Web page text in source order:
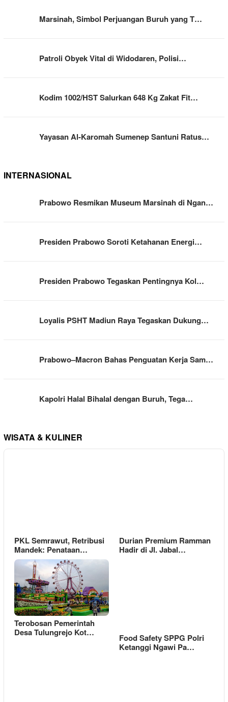
Marsinah, Simbol Perjuangan Buruh yang T…
Patroli Obyek Vital di Widodaren, Polisi…
Kodim 1002/HST Salurkan 648 Kg Zakat Fit…
Yayasan Al-Karomah Sumenep Santuni Ratus…
INTERNASIONAL
Prabowo Resmikan Museum Marsinah di Ngan…
Presiden Prabowo Soroti Ketahanan Energi…
Presiden Prabowo Tegaskan Pentingnya Kol…
Loyalis PSHT Madiun Raya Tegaskan Dukung…
Prabowo–Macron Bahas Penguatan Kerja Sam…
Kapolri Halal Bihalal dengan Buruh, Tega…
WISATA & KULINER
PKL Semrawut, Retribusi
Mandek: Penataan…
Durian Premium Ramman
Hadir di Jl. Jabal…
Terobosan Pemerintah
Desa Tulungrejo Kot…
Food Safety SPPG Polri
Ketanggi Ngawi Pa…